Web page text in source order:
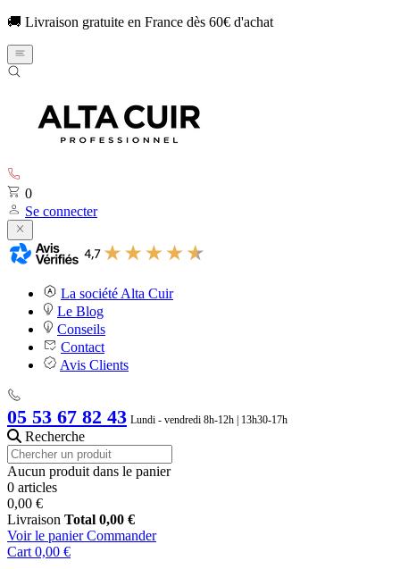
🚚 Livraison gratuite en France dès 60€ d'achat
0
Se connecter
La société Alta Cuir
Le Blog
Conseils
Contact
Avis Clients
05 53 67 82 43 Lundi - vendredi 8h-12h | 13h30-17h
Recherche
Aucun produit dans le panier
0 articles
0,00 €
Livraison Total 0,00 €
Voir le panier Commander
Cart 0,00 €